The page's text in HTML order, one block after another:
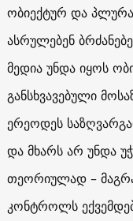
ობიექტურ და
ასრულებენ
მედია უნდა იყოს
განსხვავებული
ერეოდეს
და მხარს არ უნდა
თეორიულად –
კონტროლს